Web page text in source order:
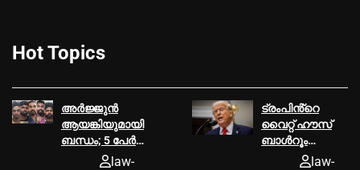
Hot Topics
അര്‍ജ്ജുൻ
ആയങ്കിയുമായി
ബന്ധം; 5 പേര്‍
തിരുവനന്തപുരത്ത്
law-
ട്രംപിൻ്റെ
വൈറ്റ് ഹൗസ്
ബാള്‍റൂം
പദ്ധതിക്ക് law-